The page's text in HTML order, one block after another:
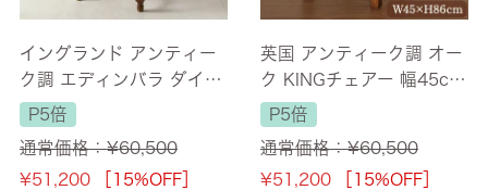
イングランド アンティー
ク調 エディンバラ ダイニ
ングチェア 幅45cm 【送
料無料】
P5倍
通常価格：¥60,500
¥51,200 ［15%OFF］
英国 アンティーク調 オー
ク KINGチェアー 幅45cm
【送料無料】 [Y]
P5倍
通常価格：¥60,500
¥51,200 ［15%OFF］